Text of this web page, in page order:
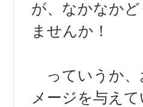
が、なかなか
ませんか！
っていうか、
メージを与え